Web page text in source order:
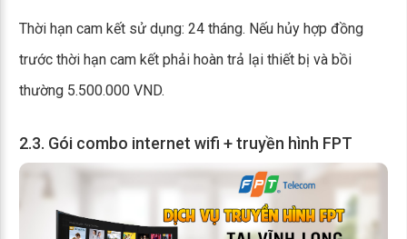
Thời hạn cam kết sử dụng: 24 tháng. Nếu hủy hợp đồng
trước thời hạn cam kết phải hoàn trả lại thiết bị và bồi
thường 5.500.000 VND.
2.3. Gói combo internet wifi + truyền hình FPT